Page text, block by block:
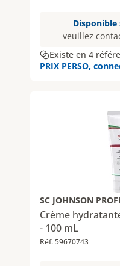
Disponible
veuillez
Existe en 4
PRIX PERSO,
SC JOHNSON
Crème
- 100 mL
Réf. 59670743